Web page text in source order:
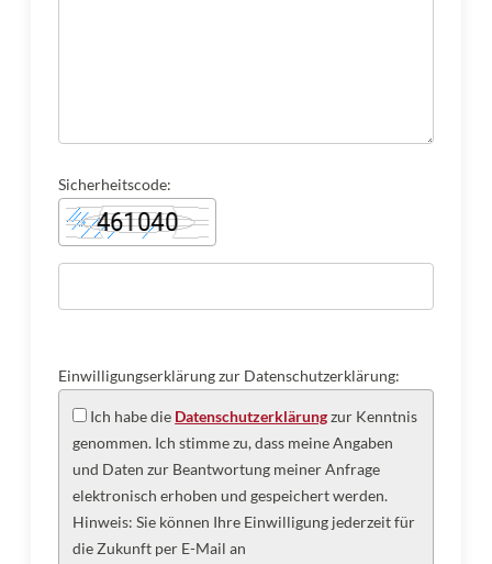
Sicherheitscode:
Einwilligungserklärung zur Datenschutzerklärung:
Ich habe die Datenschutzerklärungzur Kenntnis
genommen. Ich stimme zu, dass meine Angaben
und Daten zur Beantwortung meiner Anfrage
elektronisch erhoben und gespeichert werden.
Hinweis: Sie können Ihre Einwilligung jederzeit für
die Zukunft per E-Mail an